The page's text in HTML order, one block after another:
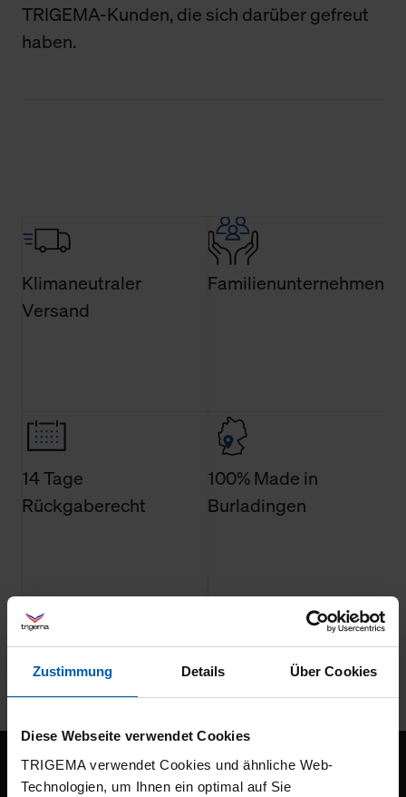
Zustimmung Details Über Cookies
Diese Webseite verwendet Cookies
TRIGEMA verwendet Cookies und ähnliche Web-
Technologien, um Ihnen ein optimal auf Sie
TRIGEMA-Kunden, die sich darüber gefreut
haben.
Klimaneutraler
Versand
Familienunternehmen
14 Tage
Rückgaberecht
100% Made in
Burladingen
Umweltbewusst Arbeitsplatzgarantie
Melden Sie sich zu unserem Newsletter an